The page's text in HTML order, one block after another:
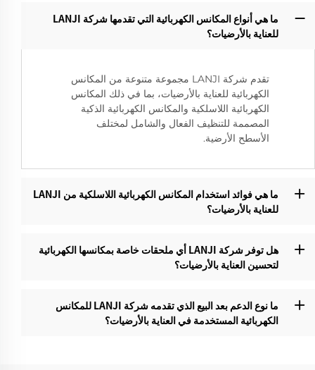
ما هي أنواع المكانس الكهربائية التي تقدمها شركة LANJI
للعناية بالأرضيات؟‌
تقدم شركة LANJI مجموعة متنوعة من المكانس
الكهربائية للعناية بالأرضيات، بما في ذلك المكانس
الكهربائية اللاسلكية والمكانس الكهربائية الذكية
المصممة للتنظيف الفعال والشامل لمختلف
الأسطح الأرضية.
ما هي فوائد استخدام المكانس الكهربائية اللاسلكية من LANJI
للعناية بالأرضيات؟‌
هل توفر شركة LANJI أي ملحقات خاصة بمكانسها الكهربائية
لتحسين العناية بالأرضيات؟‌
ما نوع الدعم بعد البيع الذي تقدمه شركة LANJI للمكانس
الكهربائية المستخدمة في العناية بالأرضيات؟‌